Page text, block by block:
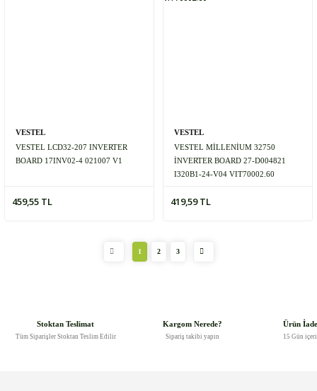
VESTEL
VESTEL LCD32-207 INVERTER
BOARD 17INV02-4 021007 V1
459,55 TL
VESTEL
VESTEL MİLLENİUM 32750
İNVERTER BOARD 27-D004821
I320B1-24-V04 VIT70002.60
419,59 TL
1 2 3
Stoktan Teslimat
Tüm Siparişler Stoktan Teslim Edilir
Kargom Nerede?
Sipariş takibi yapın
Ürün
15 Gün